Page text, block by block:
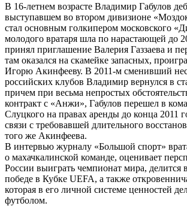
В 16-летнем возрасте Владимир Габулов
выступавшем во втором дивизионе
стал основным голкипером московского
молодого вратаря шла по нарастающей до
принял приглашение Валерия Газзаева и
там оказался на скамейке запасных,
Игорю Акинфееву. В 2011-м сменивший
российских клубов Владимир вернулся в
причем при весьма непростых
контракт с «Анжи», Габулов перешел в
Слуцкого на правах аренды до конца 2011
связи с требовавшей длительного
того же Акинфеева.
В интервью журналу «Большой спорт»
о махачкалинской команде, оценивает
России выиграть чемпионат мира, делится
победе в Кубке UEFA, а также
которая в его личной системе ценностей
футболом.